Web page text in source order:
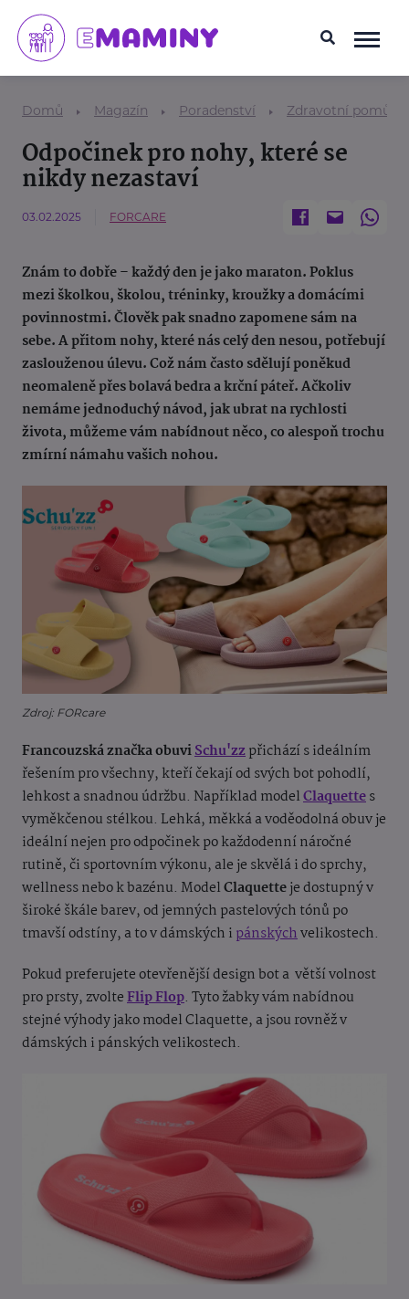
Domů Magazín Poradenství Zdravotní
Odpočinek pro nohy, které se
nikdy nezastaví
03.02.2025 FORCARE
Znám to dobře – každý den je jako maraton. Poklus
mezi školkou, školou, tréninky, kroužky a domácími
povinnostmi. Člověk pak snadno zapomene sám na
sebe. A přitom nohy, které nás celý den nesou, potřebují
zaslouženou úlevu. Což nám často sdělují poněkud
neomaleně přes bolavá bedra a krční páteř. Ačkoliv
nemáme jednoduchý návod, jak ubrat na rychlosti
života, můžeme vám nabídnout něco, co alespoň trochu
zmírní námahu vašich nohou.
Zdroj: FORcare
Francouzská značka obuviSchu'zzpřichází s ideálním
řešením pro všechny, kteří čekají od svých bot pohodlí,
lehkost a snadnou údržbu. Například modelClaquettes
vyměkčenou stélkou. Lehká, měkká a voděodolná obuv je
ideální nejen pro odpočinek po každodenní náročné
rutině, či sportovním výkonu, ale je skvělá i do sprchy,
wellness nebo k bazénu. ModelClaquetteje dostupný v
široké škále barev, od jemných pastelových tónů po
tmavší odstíny, a to v dámských i pánskýchvelikostech.
Pokud preferujete otevřenější design bot a větší volnost
pro prsty, zvolteFlip Flop. Tyto žabky vám nabídnou
stejné výhody jako model Claquette, a jsou rovněž v
dámských i pánských velikostech.